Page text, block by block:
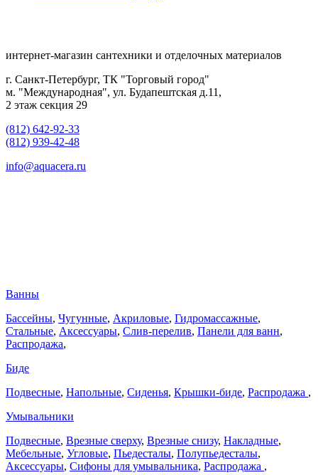
интернет-магазин сантехники и отделочных материалов
г. Санкт-Петербург, ТК "Торговый город"
м. "Международная", ул. Будапештская д.11,
2 этаж секция 29
(812) 642-92-33
(812) 939-42-48
info@aquacera.ru
Ванны
Бассейны, Чугунные, Акриловые, Гидромассажные,
Стальные, Аксессуары, Слив-перелив, Панели для ванн,
Распродажа,
Биде
Подвесные, Напольные, Сиденья, Крышки-биде, Распродажа ,
Умывальники
Подвесные, Врезные сверху, Врезные снизу, Накладные,
Мебельные, Угловые, Пьедесталы, Полупьедесталы,
Аксессуары, Сифоны для умывальника, Распродажа ,